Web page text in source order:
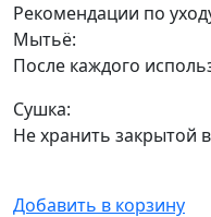
Рекомендации по
Мытьё:
После каждого
Сушка:
Не хранить закрытой
Добавить в корзину